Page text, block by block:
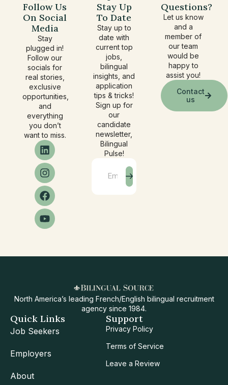
Follow Us
On Social
Media
Stay
plugged in!
Follow our
socials for
real stories,
exclusive
opportunities,
and
everything
you don’t
want to miss.
Stay Up
To Date
Stay up to
date with
current top
jobs,
bilingual
insights, and
application
tips & tricks!
Sign up for
our
candidate
newsletter,
Bilingual
Pulse!
Questions?
Let us know
and a
member of
our team
would be
happy to
assist you!
Contact
us
North America’s leading French/English bilingual recruitment
agency since 1984.
Quick Links
Job Seekers
Employers
About
Support
Privacy Policy
Terms of Service
Leave a Review